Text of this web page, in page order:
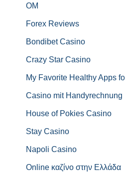
OM
Forex Reviews
Bondibet Casino
Crazy Star Casino
My Favorite Healthy Apps
Casino mit Handyrechnung
House of Pokies Casino
Stay Casino
Napoli Casino
Online καζίνο στην Ελλάδα